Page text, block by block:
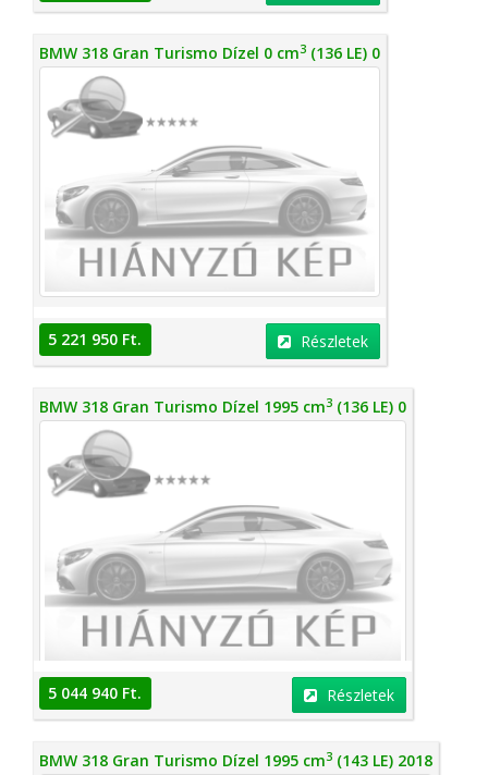
BMW 318 Gran Turismo Dízel 0 cm3 (136 LE) 0
5 221 950 Ft. Részletek
BMW 318 Gran Turismo Dízel 1995 cm3 (136 LE) 0
5 044 940 Ft. Részletek
BMW 318 Gran Turismo Dízel 1995 cm3 (143 LE) 2018